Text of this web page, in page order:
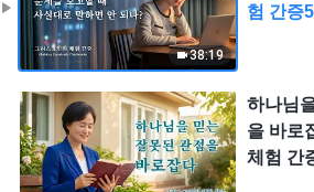
38:19
험 간증
하나님
을 바로
체험 간